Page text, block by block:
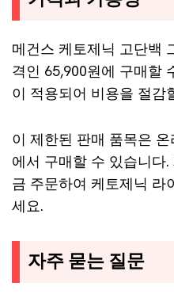
메건스 케토제닉 고단백
격인 65,900원에 구매할
이 적용되어 비용을 절감
이 제한된 판매 품목은
에서 구매할 수 있습니다
금 주문하여 케토제닉 라
세요.
자주 묻는 질문